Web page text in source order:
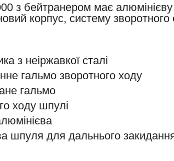
з бейтранером має
корпус, систему
з неіржавкої сталі
гальмо зворотного ходу
гальмо
ходу шпулі
шпуля для дальнього